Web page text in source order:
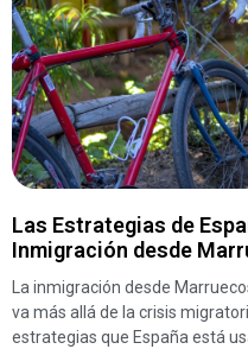
Las Estrategias de
Inmigración desde
La inmigración desde
va más allá de la crisis
estrategias que España está